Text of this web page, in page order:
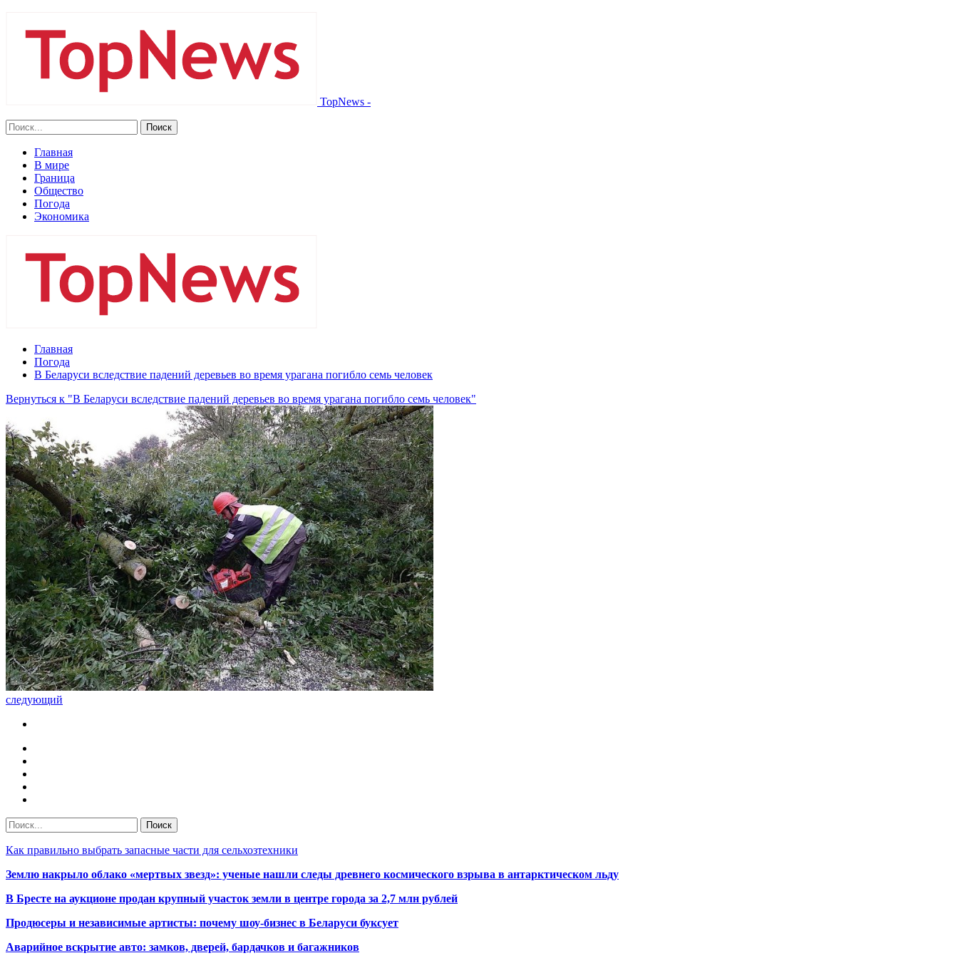
TopNews -
Главная
В мире
Граница
Общество
Погода
Экономика
Главная
Погода
В Беларуси вследствие падений деревьев во время урагана погибло семь человек
Вернуться к "В Беларуси вследствие падений деревьев во время урагана погибло семь человек"
следующий
Как правильно выбрать запасные части для сельхозтехники
Землю накрыло облако «мертвых звезд»: ученые нашли следы древнего космического взрыва в антарктическом льду
В Бресте на аукционе продан крупный участок земли в центре города за 2,7 млн рублей
Продюсеры и независимые артисты: почему шоу-бизнес в Беларуси буксует
Аварийное вскрытие авто: замков, дверей, бардачков и багажников